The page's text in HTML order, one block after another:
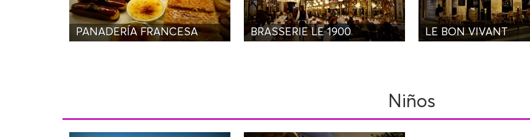
PANADERÍA FRANCESA BRASSERIE LE 1900 LE BON VIVANT
Niños